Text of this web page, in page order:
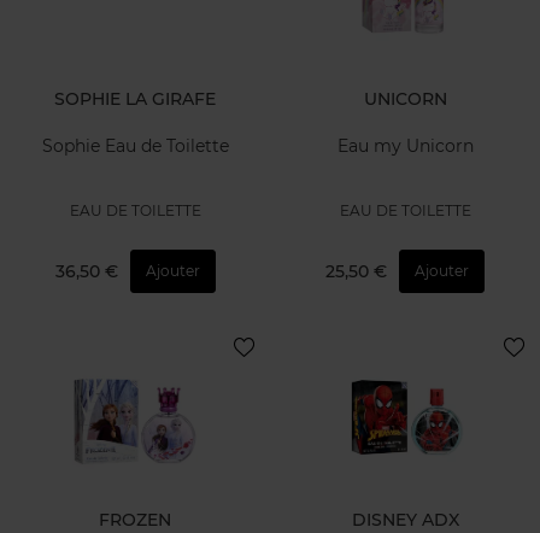
SOPHIE LA GIRAFE
Sophie Eau de Toilette
EAU DE TOILETTE
36,50 € Ajouter
UNICORN
Eau my Unicorn
EAU DE TOILETTE
25,50 € Ajouter
FROZEN DISNEY ADX